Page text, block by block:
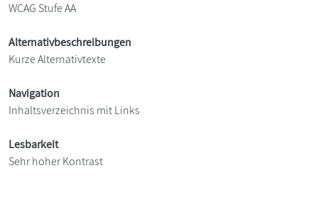
WCAG Stufe AA
Alternativbeschreibungen
Kurze Alternativtexte
Navigation
Inhaltsverzeichnis mit Links
Lesbarkeit
Sehr hoher Kontrast